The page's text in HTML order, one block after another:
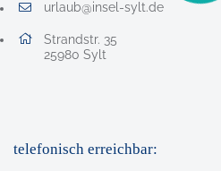
urlaub@insel-sylt.de
E-Mail Adresse: urlaub@insel-sylt.de
Adresse:
Strandstr. 35
25980 , 2 5 9 8 0
Sylt
telefonisch erreichbar: